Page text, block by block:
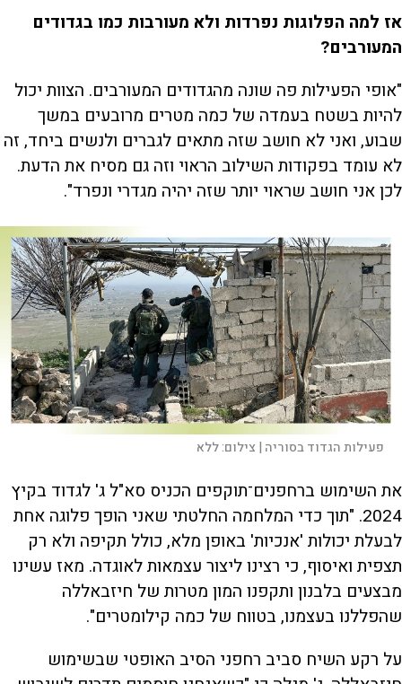
אז למה הפלוגות נפרדות ולא מעורבות כמו בגדודים
המעורבים?
"אופי הפעילות פה שונה מהגדודים המעורבים. הצוות יכול
להיות בשטח בעמדה של כמה מטרים מרובעים במשך
שבוע, ואני לא חושב שזה מתאים לגברים ולנשים ביחד, זה
לא עומד בפקודות השילוב הראוי וזה גם מסיח את הדעת.
לכן אני חושב שראוי יותר שזה יהיה מגדרי ונפרד".
פעילות הגדוד בסוריה | צילום:ללא
את השימוש ברחפנים־תוקפים הכניס סא"ל ג' לגדוד בקיץ
2024. "תוך כדי המלחמה החלטתי שאני הופך פלוגה אחת
לבעלת יכולות 'אנכיות' באופן מלא, כולל תקיפה ולא רק
תצפית ואיסוף, כי רצינו ליצור עצמאות לאוגדה. מאז עשינו
מבצעים בלבנון ותקפנו המון מטרות של חיזבאללה
שהפללנו בעצמנו, בטווח של כמה קילומטרים".
על רקע השיח סביב רחפני הסיב האופטי שבשימוש